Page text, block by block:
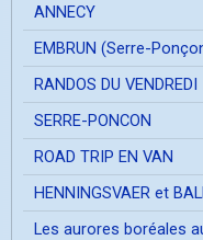
ANNECY
EMBRUN (Serre-
RANDOS DU VENDREDI
SERRE-PONCON
ROAD TRIP EN VAN
HENNINGSVAER et
Les aurores boréales